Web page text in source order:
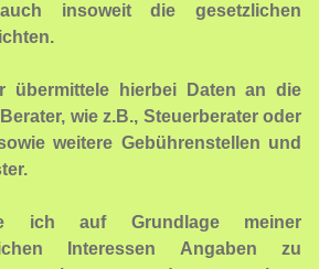
insoweit die gesetzlichen
übermittele hierbei Daten an die
wie z.B., Steuerberater oder
weitere Gebührenstellen und
ich auf Grundlage meiner
Interessen Angaben zu